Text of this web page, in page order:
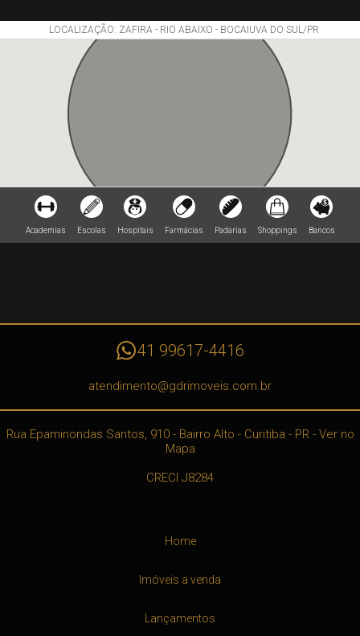
LOCALIZAÇÃO: ZAFIRA - RIO ABAIXO - BOCAIUVA DO SUL/PR
Academias Escolas Hospitais Farmácias Padarias Shoppings Bancos
41 99617-4416
atendimento@gdrimoveis.com.br
Rua Epaminondas Santos, 910 - Bairro Alto - Curitiba - PR- Ver no
Mapa
CRECI J8284
Home
Imóveis a venda
Lançamentos